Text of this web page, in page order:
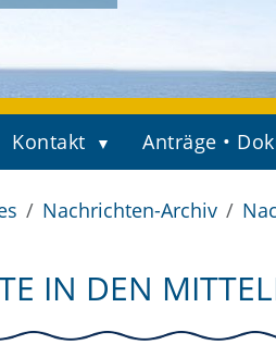
Kontakt Anträge •
Nachrichten-Archiv
IN DEN